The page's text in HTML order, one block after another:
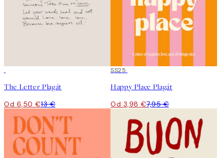
The Letter Plagát
Od 6,50 €13 €
50%*
SS25
Happy Place Plagát
Od 3,98 €7,95 €